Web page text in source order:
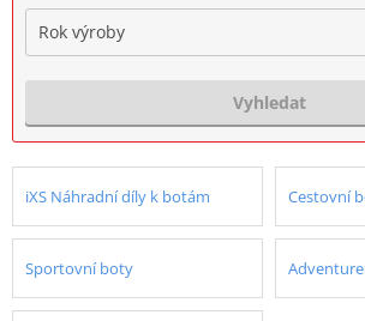
Rok výroby
Vyhledat
iXS Náhradní díly k botám Cestovní
Sportovní boty